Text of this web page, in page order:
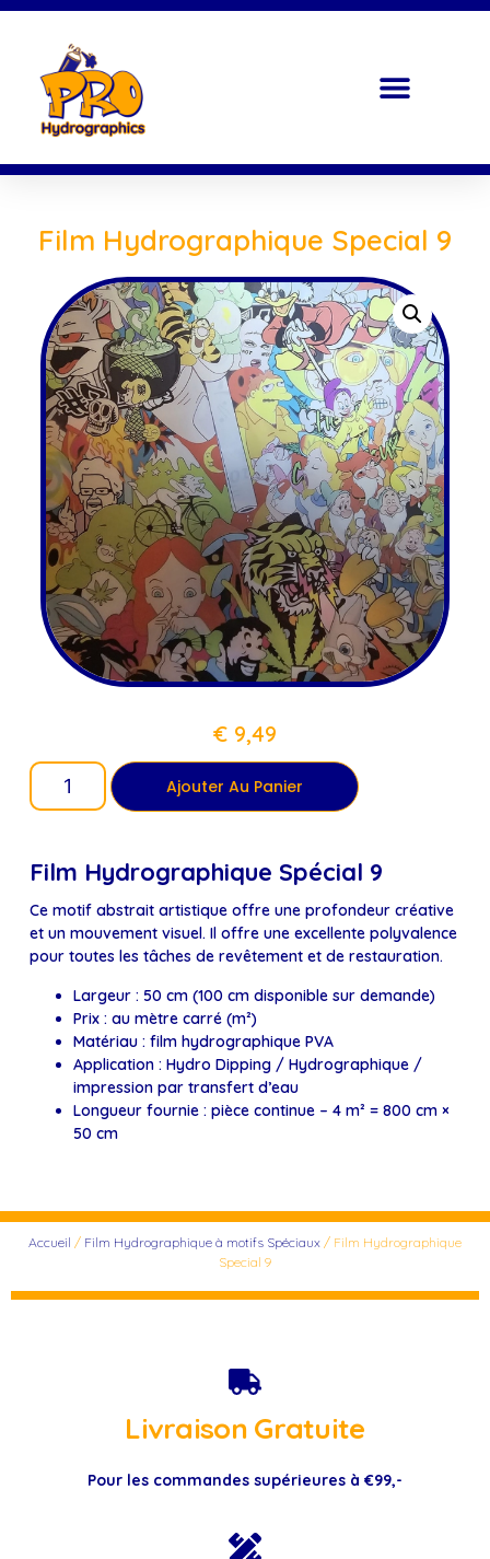
Film Hydrographique Special 9
€ 9,49
Ajouter Au Panier
Film Hydrographique Spécial 9
Ce motif abstrait artistique offre une profondeur créative
et un mouvement visuel. Il offre une excellente polyvalence
pour toutes les tâches de revêtement et de restauration.
Largeur : 50 cm (100 cm disponible sur demande)
Prix : au mètre carré (m²)
Matériau : film hydrographique PVA
Application : Hydro Dipping / Hydrographique /
impression par transfert d’eau
Longueur fournie : pièce continue – 4 m² = 800 cm ×
50 cm
Accueil / Film Hydrographique à motifs Spéciaux / Film Hydrographique
Special 9
Livraison Gratuite
Pour les commandes supérieures à €99,-